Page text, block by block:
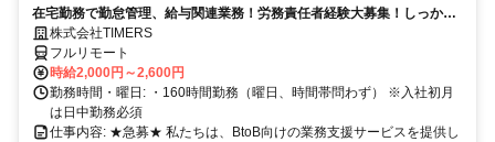
在宅勤務で勤怠管理、給与関連業務！労務責任者経験大募集！しっかり
稼ぎたい方、注目！
株式会社TIMERS
フルリモート
時給2,000円～2,600円
勤務時間・曜日: ・160時間勤務（曜日、時間帯問わず） ※入社初月
は日中勤務必須
仕事内容: ★急募★ 私たちは、BtoB向けの業務支援サービスを提供し